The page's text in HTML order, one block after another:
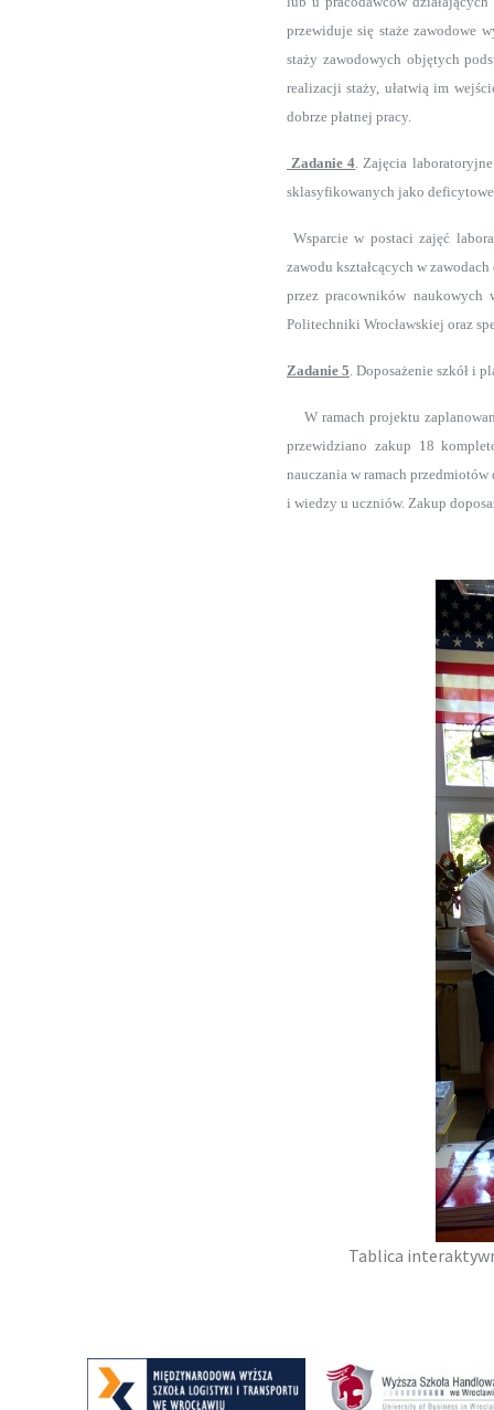
przewiduje się staże zawodowe
staży zawodowych objętych
realizacji staży, ułatwią im
dobrze płatnej pracy.
Zadanie 4 . Zajęcia
sklasyfikowanych jako
Wsparcie w postaci zajęć
zawodu kształcących w
przez pracowników naukowych
Politechniki Wrocławskiej oraz
Zadanie 5 . Doposażenie szkół i
W ramach projektu
przewidziano zakup 18
nauczania w ramach
i wiedzy u uczniów. Zakup
Tablica